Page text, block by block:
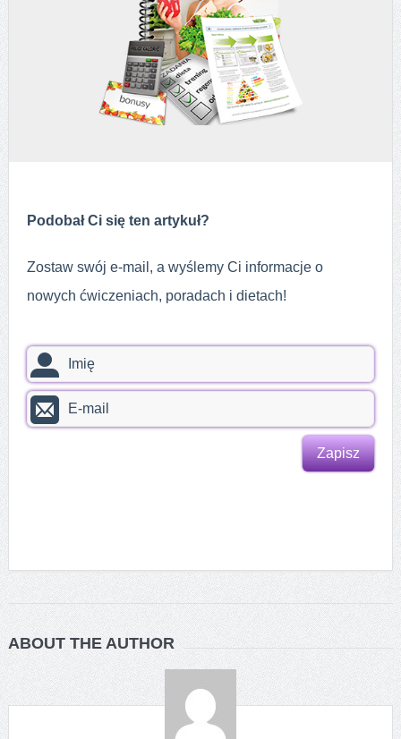
Podobał Ci się ten artykuł?
Zostaw swój e-mail, a wyślemy Ci informacje o
nowych ćwiczeniach, poradach i dietach!
ABOUT THE AUTHOR